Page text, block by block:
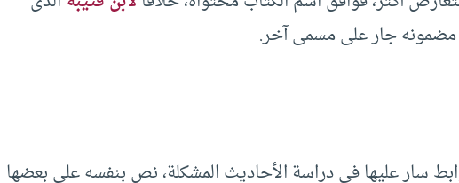
مضمونه جار على مسمى آخر.
سار عليها في دراسة الأحاديث المشكلة، نص بنفسه على بعضها